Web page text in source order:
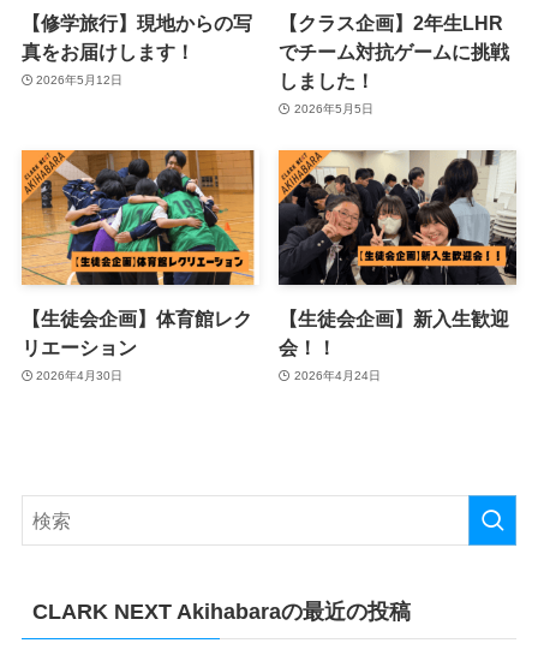
【修学旅行】現地からの写
真をお届けします！
2026年5月12日
【クラス企画】2年生LHR
でチーム対抗ゲームに挑戦
しました！
2026年5月5日
【生徒会企画】体育館レク
リエーション
2026年4月30日
【生徒会企画】新入生歓迎
会！！
2026年4月24日
CLARK NEXT Akihabaraの最近の投稿